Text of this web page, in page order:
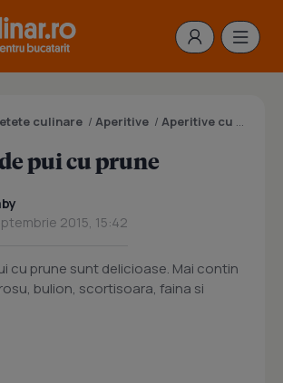
culinare / Aperitive / Aperitive cu carne
pui cu prune
2015, 15:42
cu prune sunt delicioase. Mai contin
bulion, scortisoara, faina si